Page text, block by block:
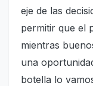
eje de las
permitir que el
mientras
una
botella lo